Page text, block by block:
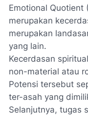
Emotional Quotient
merupakan
merupakan
yang lain.
Kecerdasan
non-material atau
Potensi tersebut
ter-asah yang
Selanjutnya, tugas